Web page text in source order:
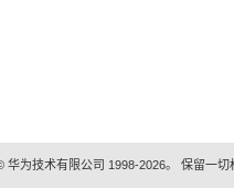
华为技术有限公司 1998-2026。 保留一切